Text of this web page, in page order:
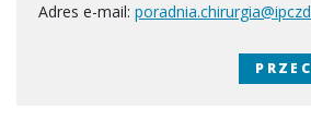
Adres e-mail: